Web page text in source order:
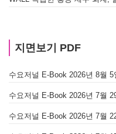
지면보기 PDF
수요저널 E-Book 2026년 8월 5
수요저널 E-Book 2026년 7월
수요저널 E-Book 2026년 7월